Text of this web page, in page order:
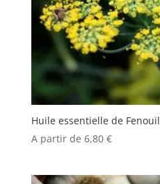
Huile essentielle de Fenouil
A partir de 6,80 €